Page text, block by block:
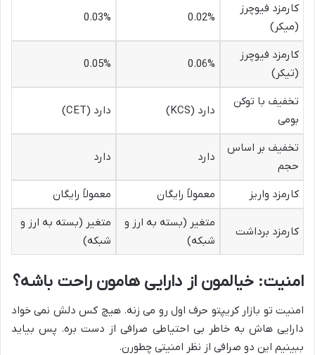
کارمزد فیوچرز
(میکر)
0.02%
0.03%
کارمزد فیوچرز
(تیکر)
0.06%
0.05%
تخفیف با توکن
بومی
دارد (KCS) دارد (CET)
تخفیف بر اساس
حجم
دارد دارد
کارمزد واریز معمولاً رایگان معمولاً رایگان
کارمزد برداشت
متغیر (بسته به ارز و
شبکه)
متغیر (بسته به ارز و
شبکه)
امنیت: خیالمون از دارایی هامون راحت باشه؟
امنیت تو بازار کریپتو حرف اول رو می زنه. هیچ کس دلش نمی خواد
دارایی هاش به خاطر بی احتیاطی صرافی از دست بره. پس بیاید
ببینیم این دو صرافی از نظر امنیتی چطورن.